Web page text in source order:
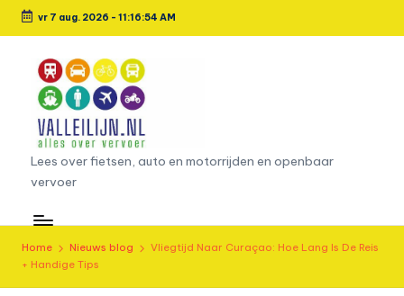
Ga
inhoud
vr 7 aug. 2026 - 11:16:55 AM
L
e
e
s
o
Lees over fietsen, auto en motorrijden en openbaar
vervoer
Home Nieuws blog
Vliegtijd Naar Curaçao: Hoe Lang Is De Reis
+ Handige Tips